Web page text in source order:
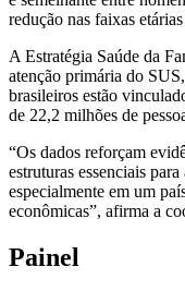
redução nas faixas
A Estratégia Saúde da
atenção primária do
brasileiros estão
de 22,2 milhões de
“Os dados reforçam
estruturas essenciais
especialmente em um
econômicas”, afirma a
Painel